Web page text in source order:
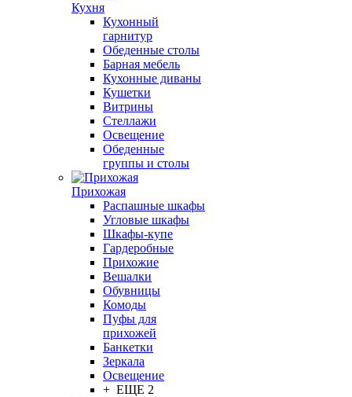
Кухня
Кухонный
гарнитур
Обеденные столы
Барная мебель
Кухонные диваны
Кушетки
Витрины
Стеллажи
Освещение
Обеденные
группы и столы
Прихожая
Распашные шкафы
Угловые шкафы
Шкафы-купе
Гардеробные
Прихожие
Вешалки
Обувницы
Комоды
Пуфы для
прихожей
Банкетки
Зеркала
Освещение
+ ЕЩЕ 2